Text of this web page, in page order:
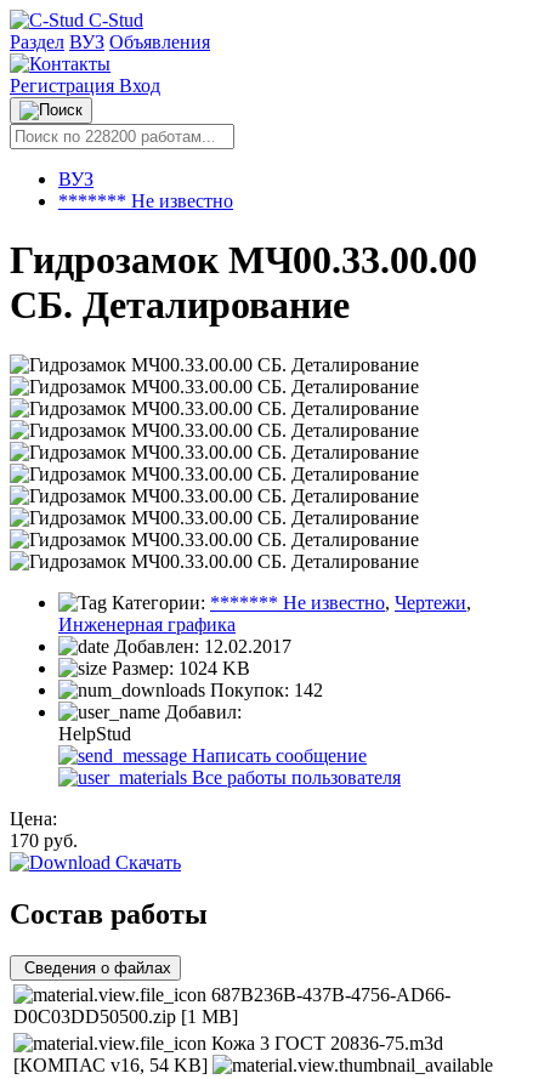
C-Stud
Раздел ВУЗ Объявления
Регистрация Вход
ВУЗ
******* Не известно
Гидрозамок МЧ00.33.00.00
СБ. Деталирование
Категории: ******* Не известно, Чертежи,
Инженерная графика
Добавлен: 12.02.2017
Размер: 1024 KB
Покупок: 142
Добавил:
HelpStud
Написать сообщение
Все работы пользователя
Цена:
170 руб.
Скачать
Состав работы
Сведения о файлах
687B236B-437B-4756-AD66-
D0C03DD50500.zip [1 MB]
Кожа 3 ГОСТ 20836-75.m3d
[КОМПАС v16, 54 KB]